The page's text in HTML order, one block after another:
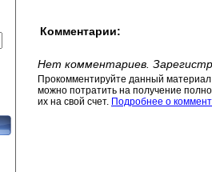
Комментарии:
Нет комментариев.
Прокомментируйте данный
можно потратить на получение
их на свой счет. Подробнее о